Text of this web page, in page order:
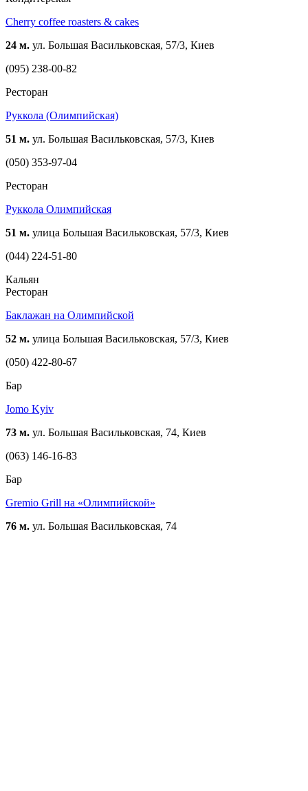
Cherry coffee roasters & cakes
24 м. ул. Большая Васильковская, 57/3, Киев
(095) 238-00-82
Ресторан
Руккола (Олимпийская)
51 м. ул. Большая Васильковская, 57/3, Киев
(050) 353-97-04
Ресторан
Руккола Олимпийская
51 м. улица Большая Васильковская, 57/3, Киев
(044) 224-51-80
Кальян
Ресторан
Баклажан на Олимпийской
52 м. улица Большая Васильковская, 57/3, Киев
(050) 422-80-67
Бар
Jomo Kyiv
73 м. ул. Большая Васильковская, 74, Киев
(063) 146-16-83
Бар
Gremio Grill на «Олимпийской»
76 м. ул. Большая Васильковская, 74